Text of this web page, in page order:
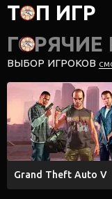
ТОП ИГР
ВЫБОР ИГРОКОВ
Grand Theft Auto V